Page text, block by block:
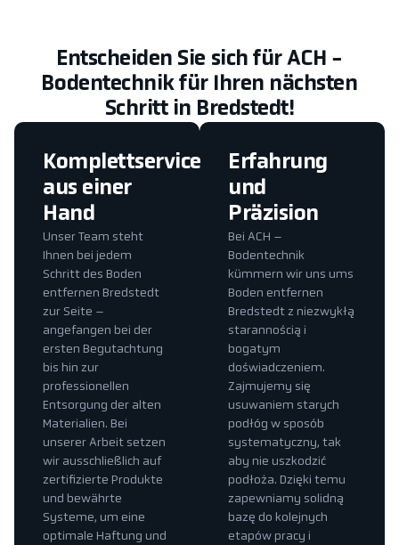
Entscheiden Sie sich für ACH -
Bodentechnik für Ihren nächsten
Schritt in Bredstedt!
Erfahrung
und
Präzision
Bei ACH –
Bodentechnik
kümmern wir uns ums
Boden entfernen
Bredstedt z niezwykłą
starannością i
bogatym
doświadczeniem.
Zajmujemy się
usuwaniem starych
podłóg w sposób
systematyczny, tak
aby nie uszkodzić
podłoża. Dzięki temu
zapewniamy solidną
bazę do kolejnych
etapów pracy i
Komplettservice
aus einer
Hand
Unser Team steht
Ihnen bei jedem
Schritt des Boden
entfernen Bredstedt
zur Seite –
angefangen bei der
ersten Begutachtung
bis hin zur
professionellen
Entsorgung der alten
Materialien. Bei
unserer Arbeit setzen
wir ausschließlich auf
zertifizierte Produkte
und bewährte
Systeme, um eine
optimale Haftung und